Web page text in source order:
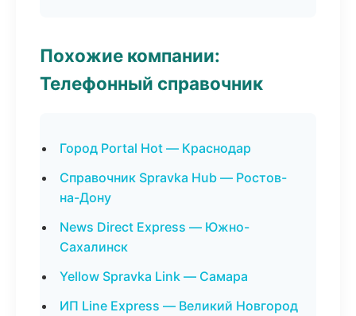
Похожие компании:
Телефонный справочник
Город Portal Hot — Краснодар
Справочник Spravka Hub — Ростов-
на-Дону
News Direct Express — Южно-
Сахалинск
Yellow Spravka Link — Самара
ИП Line Express — Великий Новгород